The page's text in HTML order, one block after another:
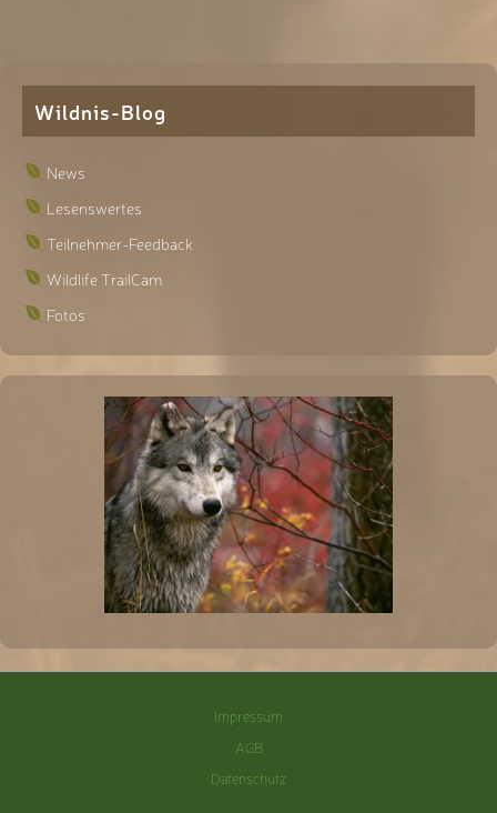
Wildnis-Blog
News
Lesenswertes
Teilnehmer-Feedback
Wildlife TrailCam
Fotos
Impressum
AGB
Datenschutz